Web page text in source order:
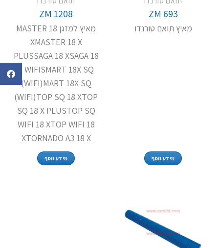
ZM 693
מאיץ תואם טורנדו
מידע נוסף
ZM 1208
מאיץ למזגן MASTER 18
XMASTER 18 X
PLUSSAGA 18 XSAGA 18
X WIFISMART 18X SQ
(WIFI)MART 18X SQ
(WIFI)TOP SQ 18 XTOP
SQ 18 X PLUSTOP SQ
WIFI 18 XTOP WIFI 18
XTORNADO A3 18 X
מידע נוסף